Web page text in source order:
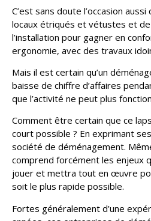
C’est sans doute l’occasion
locaux étriqués et vétustes et
l’installation pour gagner en
ergonomie, avec des travaux
Mais il est certain qu’un
baisse de chiffre d’affaires
que l’activité ne peut plus
Comment être certain que ce
court possible ? En exprimant
société de déménagement.
comprend forcément les enjeux
jouer et mettra tout en œuvre
soit le plus rapide possible.
Fortes généralement d’une